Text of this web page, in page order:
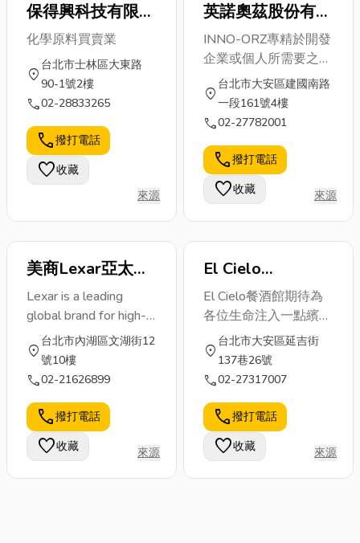
各式居家門鎖 開鎖、
裝鎖、配鎖 開運印章
珀章、結婚對章)專業
篆刻 各式連續章、橡
皮章、卡通章(娃娃
章)、肚臍章 各種印材
代客服務刻印(玉石瑪
瑙水晶)專業篆刻
保得興科技有限公
司
化學原料買賣業
location_on
台北市士林區大東路
90-1號2樓
call02-28833265
call撥打電話
favorite收藏
來源
英諾奧茲股份有限
公司
INNO-ORZ專精於開發
企業或個人所需要之
iphone、Android App
，擁有數名博士及4年
以上之App與雲端之開
師。在過去的二年內，
更致力於軟硬結合。將
創作與設計灌入冰冷的
爭對手中脫穎而出，創
造產品差異化，為硬體
廠商帶來更高的利
location_on
台北市大安區建國南路
一段161號4樓
call02-27782001
call撥打電話
favorite收藏 來源
美商Lexar亞太區
分公司
Lexar is a leading
global brand for high-
performance, high-
reliability removable
storage solutions for a
applications, while
Longsys specializes in
manufacturing
location_on
台北市內湖區文湖街12
號10樓
call02-21626899
call撥打電話
favorite收藏 來源
El Cielo
Restaurant &
Lounge (左側股份
有限公司)
El Cielo餐酒館期待為
各位生命注入一點繽紛
沉醉! Be our guests,
let us intoxicate you! 簡
介 El Cielo為西班牙文
Cielo二樓的露臺，就
可以看到屬於自己的天
空。位在東區巷弄中，
location_on
台北市大安區延吉街
137巷26號
call02-27317007
call撥打電話
favorite收藏 來源